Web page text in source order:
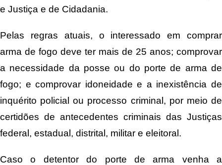
e Justiça e de Cidadania.
Pelas regras atuais, o interessado em comprar
arma de fogo deve ter mais de 25 anos; comprovar
a necessidade da posse ou do porte de arma de
fogo; e comprovar idoneidade e a inexistência de
inquérito policial ou processo criminal, por meio de
certidões de antecedentes criminais das Justiças
federal, estadual, distrital, militar e eleitoral.
Caso o detentor do porte de arma venha a